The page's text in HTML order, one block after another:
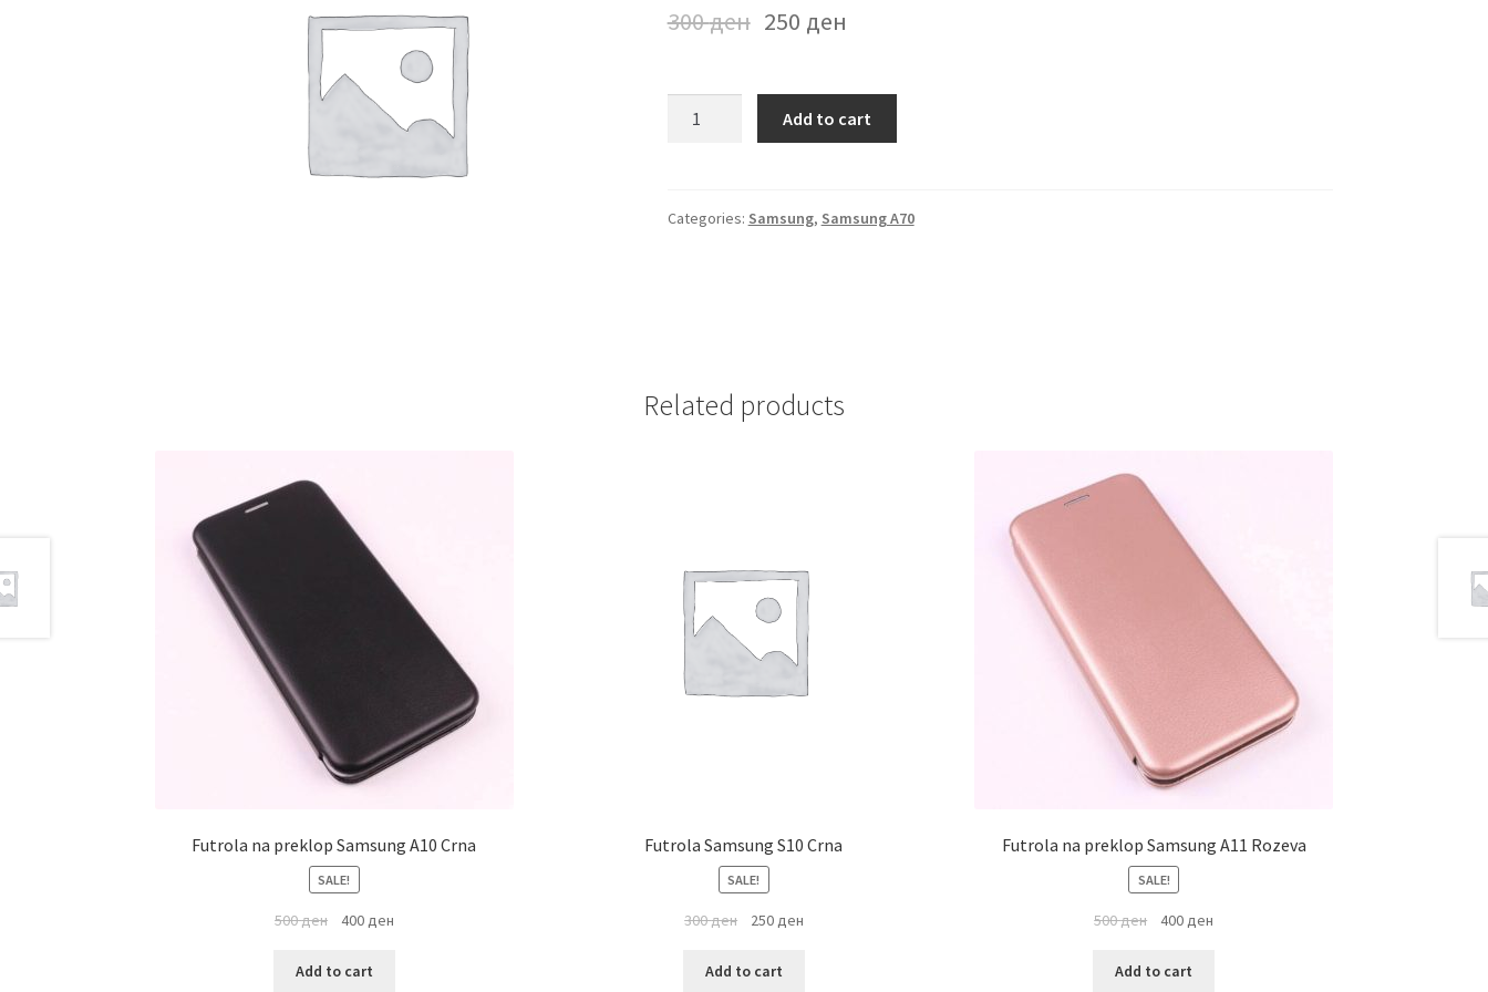
300ден 250 ден
quantity
Add to cart
Categories: Samsung, Samsung A70
Related products
Futrola na preklop Samsung A10 Crna
SALE!
500ден 400ден
Add to cart
Futrola Samsung S10 Crna
SALE!
300ден 250ден
Add to cart
Futrola na preklop Samsung A11 Rozeva
SALE!
500ден 400ден
Add to cart